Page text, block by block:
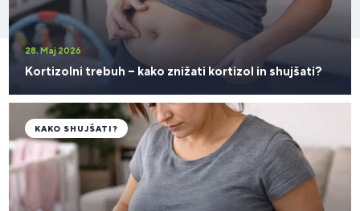
28. Maj 2026
Kortizolni trebuh – kako znižati kortizol in shujšati?
KAKO SHUJŠATI?